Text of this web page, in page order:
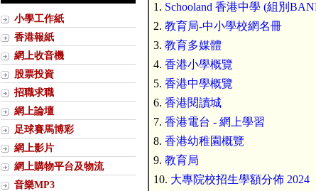
小學工作紙
香港報紙
網上收音機
股票投資
招職求職
網上論壇
足球賽馬博彩
網上影片
網上購物平台及物流
音樂MP3
1. Schooland 香港中學 (組別
2. 教育局-中小學校網名冊
3. 教育多媒體
4. 香港小學概覽
5. 香港中學概覽
6. 香港閱讀城
7. 香港電台 - 網上學習
8. 香港幼稚園概覽
9. 教育局
10. 大專院校招生學額分佈 2024